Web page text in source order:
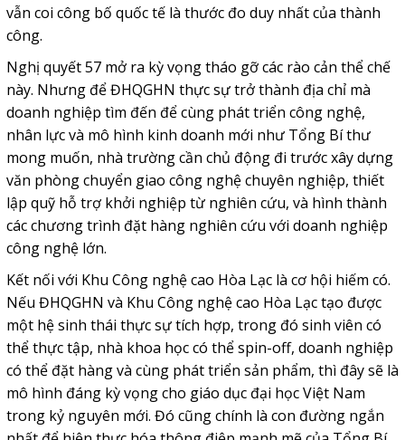
vẫn coi công bố quốc tế là thước đo duy nhất của thành
công.
Nghị quyết 57 mở ra kỳ vọng tháo gỡ các rào cản thể chế
này. Nhưng để ĐHQGHN thực sự trở thành địa chỉ mà
doanh nghiệp tìm đến để cùng phát triển công nghệ,
nhân lực và mô hình kinh doanh mới như Tổng Bí thư
mong muốn, nhà trường cần chủ động đi trước xây dựng
văn phòng chuyển giao công nghệ chuyên nghiệp, thiết
lập quỹ hỗ trợ khởi nghiệp từ nghiên cứu, và hình thành
các chương trình đặt hàng nghiên cứu với doanh nghiệp
công nghệ lớn.
Kết nối với Khu Công nghệ cao Hòa Lạc là cơ hội hiếm có.
Nếu ĐHQGHN và Khu Công nghệ cao Hòa Lạc tạo được
một hệ sinh thái thực sự tích hợp, trong đó sinh viên có
thể thực tập, nhà khoa học có thể spin-off, doanh nghiệp
có thể đặt hàng và cùng phát triển sản phẩm, thì đây sẽ là
mô hình đáng kỳ vọng cho giáo dục đại học Việt Nam
trong kỷ nguyên mới. Đó cũng chính là con đường ngắn